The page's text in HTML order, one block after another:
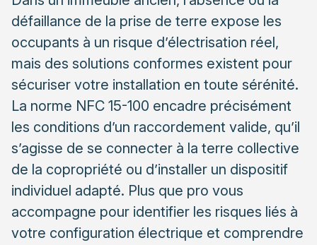
défaillance de la prise de terre expose les
occupants à un risque d’électrisation réel,
mais des solutions conformes existent pour
sécuriser votre installation en toute sérénité.
La norme NFC 15-100 encadre précisément
les conditions d’un raccordement valide, qu’il
s’agisse de se connecter à la terre collective
de la copropriété ou d’installer un dispositif
individuel adapté. Plus que pro vous
accompagne pour identifier les risques liés à
votre configuration électrique et comprendre
Responsabilité juridique en cas d’accident
Solutions conformes pour sécuriser votre installation
La mise en conformité globale du tableau
électrique
Points de vigilance pour une intervention réussie
Choisir un électricien qualifié pour vos travaux